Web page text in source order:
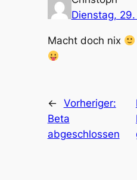
Dienstag,
Macht doch nix
← Vorheriger:
Beta
abgeschlossen